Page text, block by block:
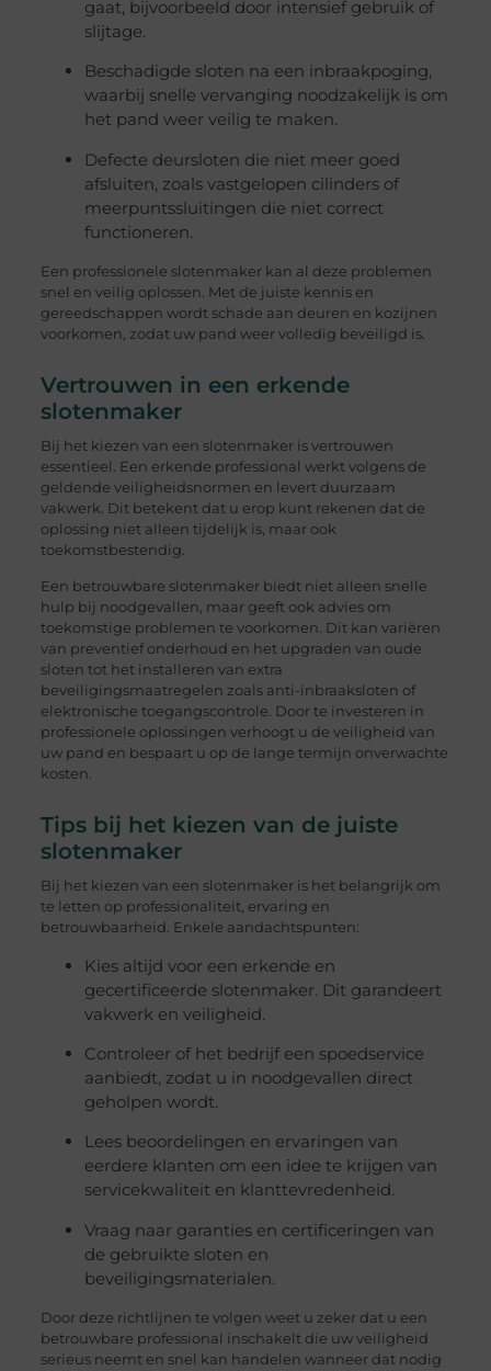
gaat, bijvoorbeeld door intensief gebruik of
slijtage.
Beschadigde sloten na een inbraakpoging,
waarbij snelle vervanging noodzakelijk is om
het pand weer veilig te maken.
Defecte deursloten die niet meer goed
afsluiten, zoals vastgelopen cilinders of
meerpuntssluitingen die niet correct
functioneren.
Een professionele slotenmaker kan al deze problemen
snel en veilig oplossen. Met de juiste kennis en
gereedschappen wordt schade aan deuren en kozijnen
voorkomen, zodat uw pand weer volledig beveiligd is.
Vertrouwen in een erkende
slotenmaker
Bij het kiezen van een slotenmaker is vertrouwen
essentieel. Een erkende professional werkt volgens de
geldende veiligheidsnormen en levert duurzaam
vakwerk. Dit betekent dat u erop kunt rekenen dat de
oplossing niet alleen tijdelijk is, maar ook
toekomstbestendig.
Een betrouwbare slotenmaker biedt niet alleen snelle
hulp bij noodgevallen, maar geeft ook advies om
toekomstige problemen te voorkomen. Dit kan variëren
van preventief onderhoud en het upgraden van oude
sloten tot het installeren van extra
beveiligingsmaatregelen zoals anti-inbraaksloten of
elektronische toegangscontrole. Door te investeren in
professionele oplossingen verhoogt u de veiligheid van
uw pand en bespaart u op de lange termijn onverwachte
kosten.
Tips bij het kiezen van de juiste
slotenmaker
Bij het kiezen van een slotenmaker is het belangrijk om
te letten op professionaliteit, ervaring en
betrouwbaarheid. Enkele aandachtspunten:
Kies altijd voor een erkende en
gecertificeerde slotenmaker. Dit garandeert
vakwerk en veiligheid.
Controleer of het bedrijf een spoedservice
aanbiedt, zodat u in noodgevallen direct
geholpen wordt.
Lees beoordelingen en ervaringen van
eerdere klanten om een idee te krijgen van
servicekwaliteit en klanttevredenheid.
Vraag naar garanties en certificeringen van
de gebruikte sloten en
beveiligingsmaterialen.
Door deze richtlijnen te volgen weet u zeker dat u een
betrouwbare professional inschakelt die uw veiligheid
serieus neemt en snel kan handelen wanneer dat nodig